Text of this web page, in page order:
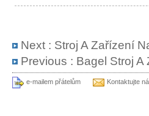
Next : Stroj A Zařízení
Previous : Bagel Stroj A
e-mailem přátelům Kontaktujte